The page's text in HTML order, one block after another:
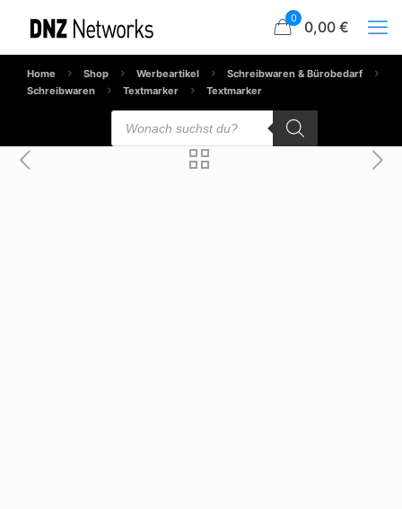
0 0,00 €
Home Shop Werbeartikel
Schreibwaren & Bürobedarf
Schreibwaren
Textmarker Textmarker
Products
search